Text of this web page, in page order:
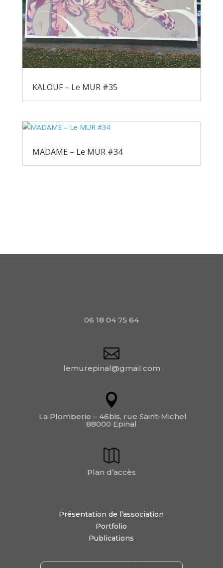
KALOUF – Le MUR #35
MADAME – Le MUR #34
06 18 04 75 64
lemurepinal@gmail.com
La Plomberie – 46bis, rue Saint-Michel
88000 Epinal
Plan d’accès
Présentation de l’association
Portfolio
Publications